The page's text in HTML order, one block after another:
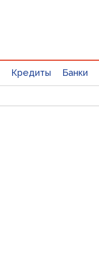
Кредиты Банки